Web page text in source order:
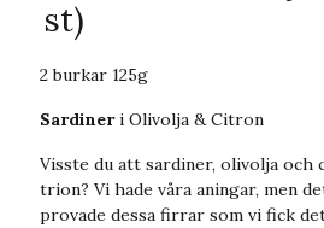
st)
2 burkar 125g
Sardineri Olivolja & Citron
Visste du att sardiner, olivolja och
trion? Vi hade våra aningar, men
provade dessa firrar som vi fick